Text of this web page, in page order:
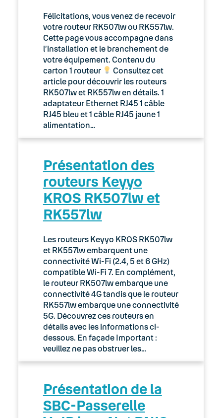
Félicitations, vous venez de recevoir
votre routeur RK507lw ou RK557lw.
Cette page vous accompagne dans
l’installation et le branchement de
votre équipement. Contenu du
carton 1 routeur
Consultez cet
article pour découvrir les routeurs
RK507lw et RK557lw en détails. 1
adaptateur Ethernet RJ45 1 câble
RJ45 bleu et 1 câble RJ45 jaune 1
alimentation…
Présentation des
routeurs Keyyo
KROS RK507lw et
RK557lw
Les routeurs Keyyo KROS RK507lw
et RK557lw embarquent une
connectivité Wi-Fi (2.4, 5 et 6 GHz)
compatible Wi-Fi 7. En complément,
le routeur RK507lw embarque une
connectivité 4G tandis que le routeur
RK557lw embarque une connectivité
5G. Découvrez ces routeurs en
détails avec les informations ci-
dessous. En façade Important :
veuillez ne pas obstruer les…
Présentation de la
SBC-Passerelle